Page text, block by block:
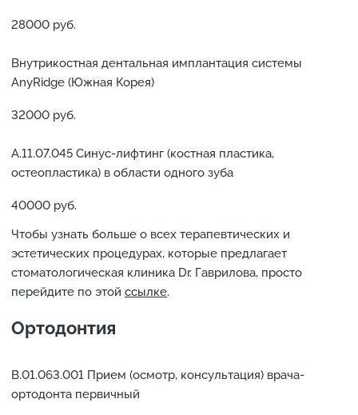
28000 руб.
Внутрикостная дентальная имплантация системы
AnyRidge (Южная Корея)
32000 руб.
А.11.07.045 Синус-лифтинг (костная пластика,
остеопластика) в области одного зуба
40000 руб.
Чтобы узнать больше о всех терапевтических и
эстетических процедурах, которые предлагает
стоматологическая клиника Dr. Гаврилова, просто
перейдите по этой ссылке.
Ортодонтия
В.01.063.001 Прием (осмотр, консультация) врача-
ортодонта первичный